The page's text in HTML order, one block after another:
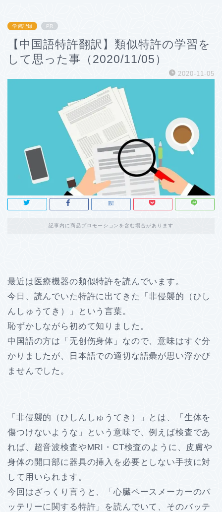
学習記録 PR
【中国語特許翻訳】類似特許の学習を
して思った事（2020/11/05）
2020-11-05
記事内に商品プロモーションを含む場合があります
最近は医療機器の類似特許を読んでいます。
今日、読んでいた特許に出てきた「非侵襲的（ひし
んしゅうてき）」という言葉。
恥ずかしながら初めて知りました。
中国語の方は「无创伤身体」なので、意味はすぐ分
かりましたが、日本語での適切な語彙が思い浮かび
ませんでした。
「非侵襲的（ひしんしゅうてき）」とは、「生体を
傷つけないような」という意味で、例えば検査であ
れば、超音波検査やMRI・CT検査のように、皮膚や
身体の開口部に器具の挿入を必要としない手技に対
して用いられます。
今回はざっくり言うと、「心臓ペースメーカーのバ
ッテリーに関する特許」を読んでいて、そのバッテ